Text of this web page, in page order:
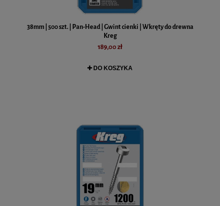
38mm | 500 szt. | Pan-Head | Gwint cienki | Wkręty do drewna
Kreg
189,00 zł
DO KOSZYKA